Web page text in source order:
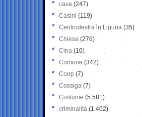
casa (247)
Casini (119)
Centrodestra in Liguria (35)
Chiesa (276)
Cina (10)
Comune (342)
Coop (7)
Cossiga (7)
Costume (5.581)
criminalità (1.402)